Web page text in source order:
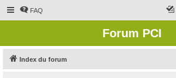
FAQ
Forum PCI
Index du forum